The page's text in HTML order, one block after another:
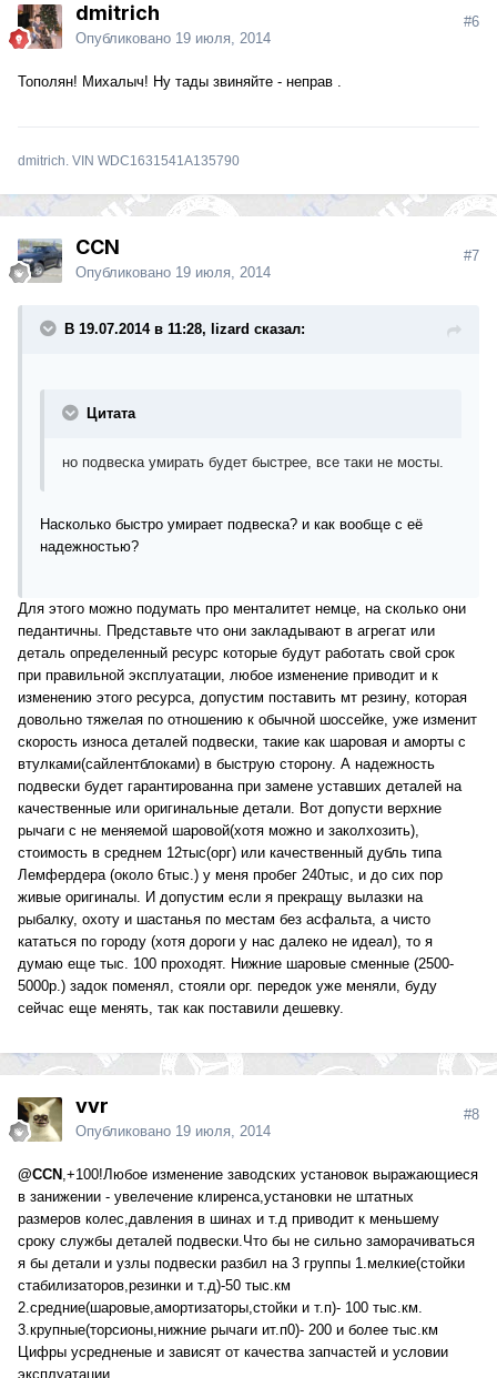
dmitrich
Опубликовано 19 июля, 2014
#6
Тополян! Михалыч! Ну тады звиняйте - неправ .
dmitrich. VIN WDC1631541A135790
CCN
Опубликовано 19 июля, 2014
#7
В 19.07.2014 в 11:28, lizard сказал:
Цитата
но подвеска умирать будет быстрее, все таки не мосты.
Насколько быстро умирает подвеска? и как вообще с её
надежностью?
Для этого можно подумать про менталитет немце, на сколько они
педантичны. Представьте что они закладывают в агрегат или
деталь определенный ресурс которые будут работать свой срок
при правильной эксплуатации, любое изменение приводит и к
изменению этого ресурса, допустим поставить мт резину, которая
довольно тяжелая по отношению к обычной шоссейке, уже изменит
скорость износа деталей подвески, такие как шаровая и аморты с
втулками(сайлентблоками) в быструю сторону. А надежность
подвески будет гарантированна при замене уставших деталей на
качественные или оригинальные детали. Вот допусти верхние
рычаги с не меняемой шаровой(хотя можно и заколхозить),
стоимость в среднем 12тыс(орг) или качественный дубль типа
Лемфердера (около 6тыс.) у меня пробег 240тыс, и до сих пор
живые оригиналы. И допустим если я прекращу вылазки на
рыбалку, охоту и шастанья по местам без асфальта, а чисто
кататься по городу (хотя дороги у нас далеко не идеал), то я
думаю еще тыс. 100 проходят. Нижние шаровые сменные (2500-
5000р.) задок поменял, стояли орг. передок уже меняли, буду
сейчас еще менять, так как поставили дешевку.
vvr
Опубликовано 19 июля, 2014
#8
@CCN ,+100!Любое изменение заводских установок выражающиеся
в занижении - увелечение клиренса,установки не штатных
размеров колес,давления в шинах и т.д приводит к меньшему
сроку службы деталей подвески.Что бы не сильно заморачиваться
я бы детали и узлы подвески разбил на 3 группы 1.мелкие(стойки
стабилизаторов,резинки и т.д)-50 тыс.км
2.средние(шаровые,амортизаторы,стойки и т.п)- 100 тыс.км.
3.крупные(торсионы,нижние рычаги ит.п0)- 200 и более тыс.км
Цифры усредненые и зависят от качества запчастей и условии
эксплуатации.